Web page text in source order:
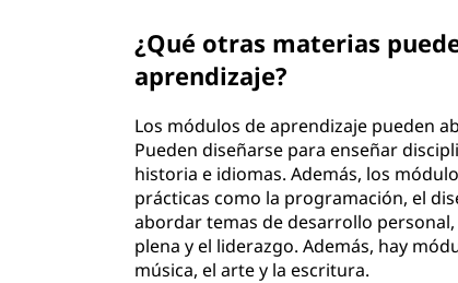
¿Qué otras materias
aprendizaje?
Los módulos de aprendizaje pueden
Pueden diseñarse para enseñar
historia e idiomas. Además, los
prácticas como la programación, el
abordar temas de desarrollo
plena y el liderazgo. Además, hay
música, el arte y la escritura.